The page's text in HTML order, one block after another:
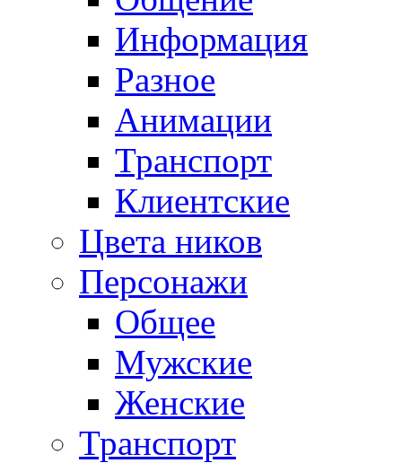
Информация
Разное
Анимации
Транспорт
Клиентские
Цвета ников
Персонажи
Общее
Мужские
Женские
Транспорт